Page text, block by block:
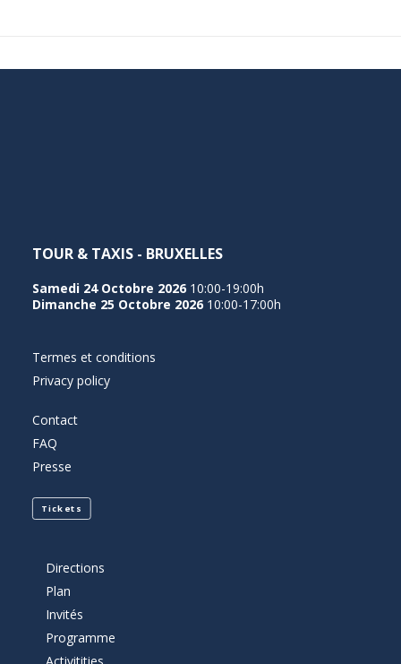
TOUR & TAXIS - BRUXELLES
Samedi 24 Octobre 2026 10:00-19:00h
Dimanche 25 Octobre 2026 10:00-17:00h
Termes et conditions
Privacy policy
Contact
FAQ
Presse
Tickets
Directions
Plan
Invités
Programme